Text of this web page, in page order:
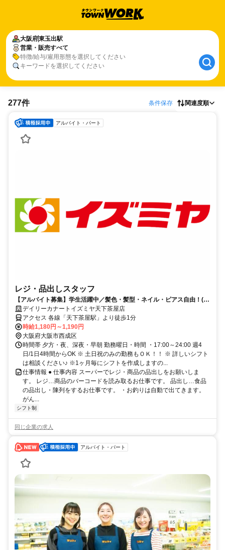
大阪府東玉出駅
営業・販売すべて
特徴/給与/雇用形態を選択してください
キーワードを選択してください
277件 条件保存 関連度順
アルバイト・パート
レジ・品出しスタッフ
【アルバイト募集】学生活躍中／髪色・髪型・ネイル・ピアス自由！(規
定有)、シフト相談OK！
デイリーカナートイズミヤ天下茶屋店
アクセス 各線「天下茶屋駅」より徒歩1分
時給1,180円～1,190円
大阪府大阪市西成区
時間帯 夕方・夜、深夜・早朝 勤務曜日・時間 ・17:00～24:00 週4
日/1日4時間からOK ※ 土日祝のみの勤務もＯＫ！！ ※ 詳しいシフト
は相談ください♪ ※1ヶ月毎にシフトを作成しますの...
仕事情報 ● 仕事内容 スーパーでレジ・商品の品出しをお願いしま
す。 レジ…商品のバーコードを読み取るお仕事です。 品出し…食品
の品出し・陳列をするお仕事です。 ・お釣りは自動で出てきます。
がん...
シフト制
同じ企業の求人
アルバイト・パート